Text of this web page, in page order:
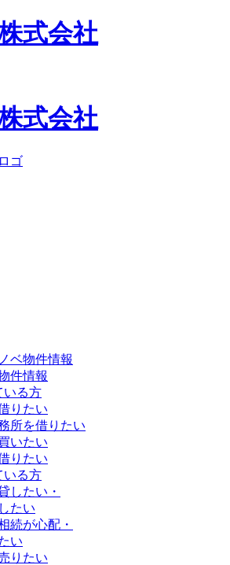
ベ物件情報
件情報
いる方
りたい
所を借りたい
いたい
りたい
いる方
したい・
たい
続が心配・
い
りたい